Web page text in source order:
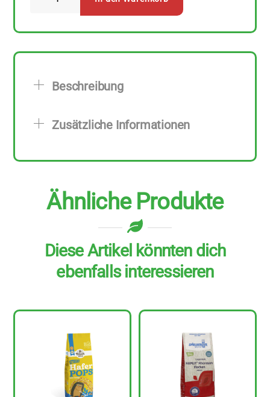
500
Menge
Beschreibung
Zusätzliche Informationen
Ähnliche Produkte
Diese Artikel könnten dich
ebenfalls interessieren